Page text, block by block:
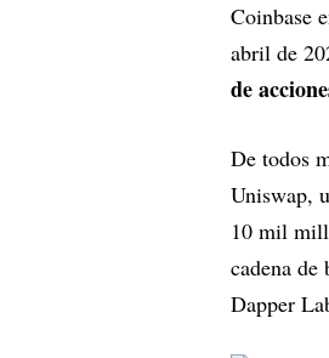
Coinbase
abril de
de
De todos
Uniswap,
10 mil
cadena
Dapper